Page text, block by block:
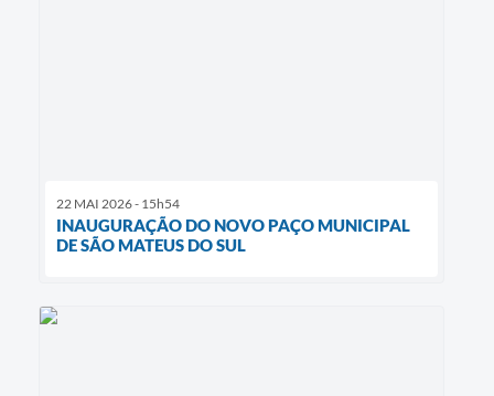
22 MAI 2026 - 15h54
INAUGURAÇÃO DO NOVO PAÇO MUNICIPAL
DE SÃO MATEUS DO SUL